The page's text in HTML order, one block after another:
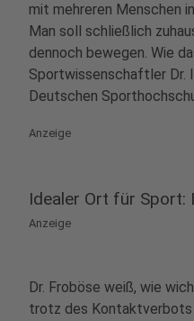
mit mehreren Menschen
Man soll schließlich
dennoch bewegen. Wie
Sportwissenschaftler Dr.
Deutschen
Anzeige
Idealer Ort für Sport:
Anzeige
Dr. Froböse weiß, wie
trotz des Kontaktverbots